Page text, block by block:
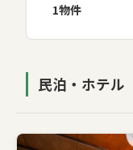
1物件
民泊・ホテル